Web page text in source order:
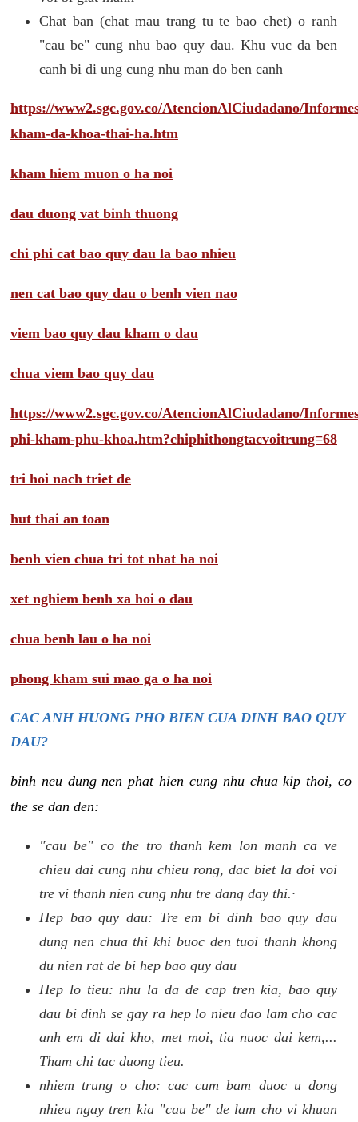
Chat ban (chat mau trang tu te bao chet) o ranh
"cau be" cung nhu bao quy dau. Khu vuc da ben
canh bi di ung cung nhu man do ben canh
https://www2.sgc.gov.co/AtencionAlCiudadano/
kham-da-khoa-thai-ha.htm
kham hiem muon o ha noi
dau duong vat binh thuong
chi phi cat bao quy dau la bao nhieu
nen cat bao quy dau o benh vien nao
viem bao quy dau kham o dau
chua viem bao quy dau
https://www2.sgc.gov.co/AtencionAlCiudadano/
phi-kham-phu-khoa.htm?chiphithongtacvoitrung=68
tri hoi nach triet de
hut thai an toan
benh vien chua tri tot nhat ha noi
xet nghiem benh xa hoi o dau
chua benh lau o ha noi
phong kham sui mao ga o ha noi
CAC ANH HUONG PHO BIEN CUA DINH BAO QUY
DAU?
binh neu dung nen phat hien cung nhu chua kip thoi, co
the se dan den:
"cau be" co the tro thanh kem lon manh ca ve
chieu dai cung nhu chieu rong, dac biet la doi voi
tre vi thanh nien cung nhu tre dang day thi.·
Hep bao quy dau: Tre em bi dinh bao quy dau
dung nen chua thi khi buoc den tuoi thanh khong
du nien rat de bi hep bao quy dau
Hep lo tieu: nhu la da de cap tren kia, bao quy
dau bi dinh se gay ra hep lo nieu dao lam cho cac
anh em di dai kho, met moi, tia nuoc dai kem,...
Tham chi tac duong tieu.
nhiem trung o cho: cac cum bam duoc u dong
nhieu ngay tren kia "cau be" de lam cho vi khuan